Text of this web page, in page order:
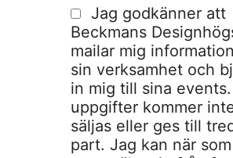
Jag godkänner att
Beckmans
mailar mig
sin verksamhet och
in mig till sina
uppgifter kommer
säljas eller ges till
part. Jag kan när